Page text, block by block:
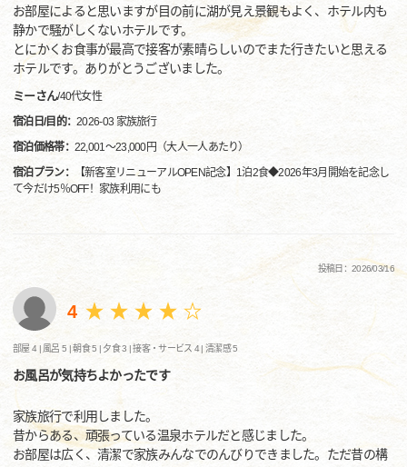
お部屋によると思いますが目の前に湖が見え景観もよく、ホテル内も
静かで騒がしくないホテルです。
とにかくお食事が最高で接客が素晴らしいのでまた行きたいと思える
ホテルです。ありがとうございました。
ミーさん/40代女性
宿泊日/目的：2026-03 家族旅行
宿泊価格帯： 22,001～23,000円（大人一人あたり）
宿泊プラン：
【新客室リニューアルOPEN記念】1泊2食◆2026年3月開始を記念し
て今だけ5％OFF！家族利用にも
投稿日：2026/03/16
4
部屋 4 | 風呂 5 |朝食 5 | 夕食 3 |接客・サービス 4 |清潔感 5
お風呂が気持ちよかったです
家族旅行で利用しました。
昔からある、頑張っている温泉ホテルだと感じました。
お部屋は広く、清潔で家族みんなでのんびりできました。ただ昔の構